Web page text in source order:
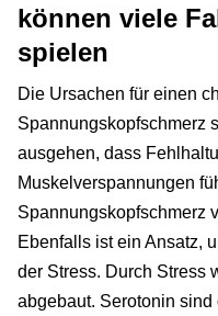
können viele
spielen
Die Ursachen für einen
Spannungskopfschmerz
ausgehen, dass
Muskelverspannungen
Spannungskopfschmerz
Ebenfalls ist ein Ansatz,
der Stress. Durch Stress
abgebaut. Serotonin sind